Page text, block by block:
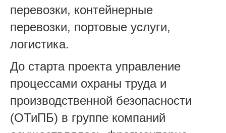
перевозки, контейнерные
перевозки, портовые услуги,
логистика.
До старта проекта управление
процессами охраны труда и
производственной безопасности
(ОТиПБ) в группе компаний